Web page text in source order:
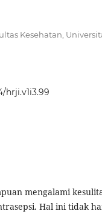
Kesehatan,
hrji.v1i3.99
mengalami
Hal ini tidak